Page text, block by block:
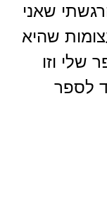
שאני
שהיא
וזו
לספר